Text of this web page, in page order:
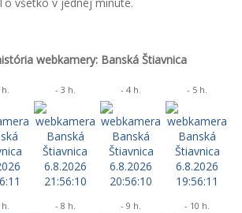
webkamery: Banská Štiavnica
- 3 h. - 4 h. - 5 h.
- 8 h. - 9 h. - 10 h.